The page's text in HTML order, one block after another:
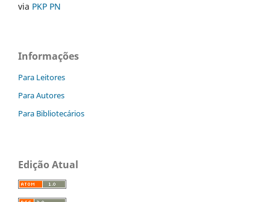
via PKP PN
Informações
Para Leitores
Para Autores
Para Bibliotecários
Edição Atual